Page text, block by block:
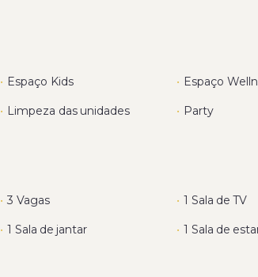
• Espaço Kids • Espaço
• Limpeza das unidades • Party
• 3 Vagas • 1 Sala de TV
• 1 Sala de jantar • 1 Sala de